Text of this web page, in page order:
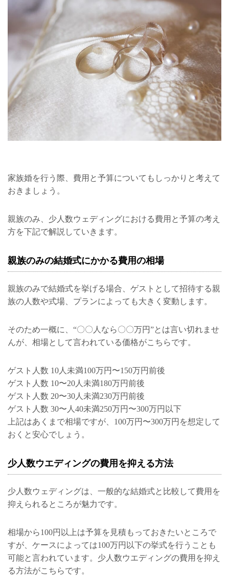
家族婚を行う際、費用と予算についてもしっかりと考えて
おきましょう。
親族のみ、少人数ウェディングにおける費用と予算の考え
方を下記で解説していきます。
親族のみの結婚式にかかる費用の相場
親族のみで結婚式を挙げる場合、ゲストとして招待する親
族の人数や式場、プランによっても大きく変動します。
そのため一概に、“〇〇人なら〇〇万円”とは言い切れませ
んが、相場として言われている価格がこちらです。
ゲスト人数 10人未満100万円〜150万円前後
ゲスト人数 10〜20人未満180万円前後
ゲスト人数 20〜30人未満230万円前後
ゲスト人数 30〜人40未満250万円〜300万円以下
上記はあくまで相場ですが、100万円〜300万円を想定して
おくと安心でしょう。
少人数ウエディングの費用を抑える方法
少人数ウェディングは、一般的な結婚式と比較して費用を
抑えられるところが魅力です。
相場から100円以上は予算を見積もっておきたいところで
すが、ケースによっては100万円以下の挙式を行うことも
可能と言われています。少人数ウエディングの費用を抑え
る方法がこちらです。